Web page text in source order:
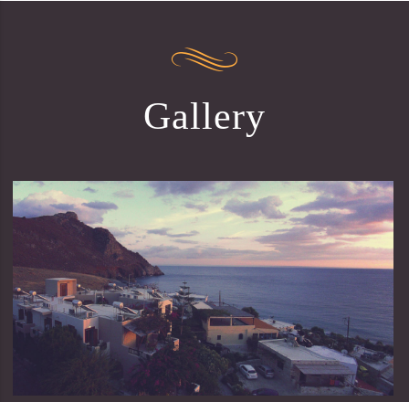
Gallery